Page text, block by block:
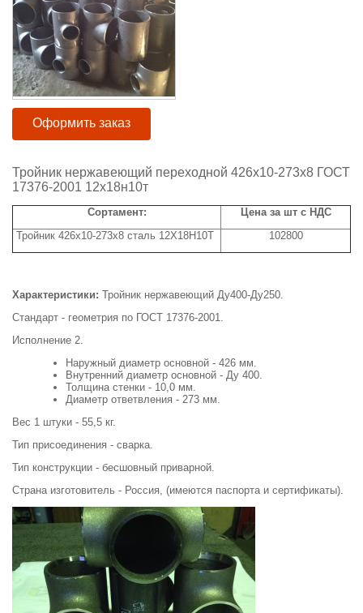
Оформить заказ
Тройник нержавеющий переходной 426х10-273х8 ГОСТ
17376-2001 12х18н10т
Сортамент:
Цена за шт с НДС
Тройник 426х10-273х8 сталь 12Х18Н10Т
102800
Характеристики: Тройник нержавеющий Ду400-Ду250.
Стандарт - геометрия по ГОСТ 17376-2001.
Исполнение 2.
Наружный диаметр основной - 426 мм.
Внутренний диаметр основной - Ду 400.
Толщина стенки - 10,0 мм.
Диаметр ответвления - 273 мм.
Вес 1 штуки - 55,5 кг.
Тип присоединения - сварка.
Тип конструкции - бесшовный приварной.
Страна изготовитель - Россия, (имеются паспорта и сертификаты).